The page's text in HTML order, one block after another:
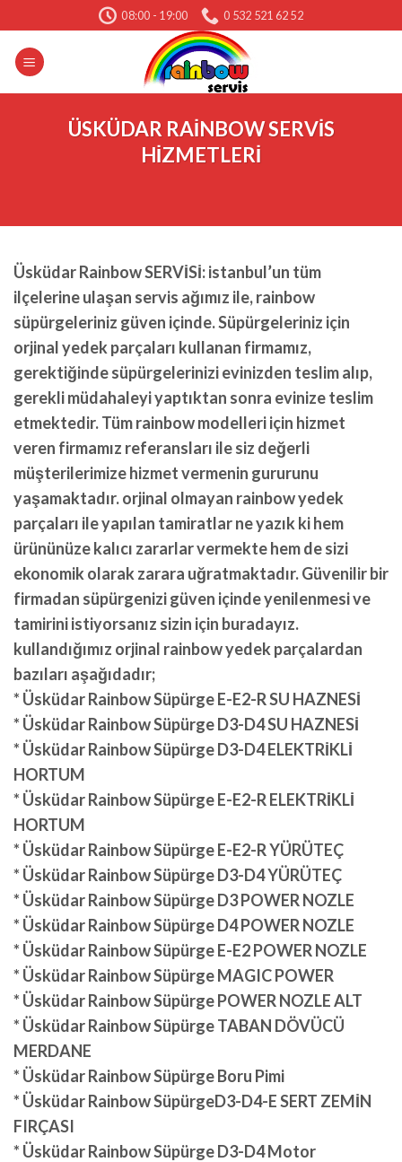
to
content
08:00 - 19:00 0 532 521 62 52
ÜSKÜDAR RAİNBOW SERVİS
HİZMETLERİ
Üsküdar Rainbow SERVİSİ: istanbul’un tüm
ilçelerine ulaşan servis ağımız ile, rainbow
süpürgeleriniz güven içinde. Süpürgeleriniz için
orjinal yedek parçaları kullanan firmamız,
gerektiğinde süpürgelerinizi evinizden teslim alıp,
gerekli müdahaleyi yaptıktan sonra evinize teslim
etmektedir. Tüm rainbow modelleri için hizmet
veren firmamız referansları ile siz değerli
müşterilerimize hizmet vermenin gururunu
yaşamaktadır. orjinal olmayan rainbow yedek
parçaları ile yapılan tamiratlar ne yazık ki hem
ürününüze kalıcı zararlar vermekte hem de sizi
ekonomik olarak zarara uğratmaktadır. Güvenilir bir
firmadan süpürgenizi güven içinde yenilenmesi ve
tamirini istiyorsanız sizin için buradayız.
kullandığımız orjinal rainbow yedek parçalardan
bazıları aşağıdadır;
* Üsküdar Rainbow Süpürge E-E2-R SU HAZNESİ
* Üsküdar Rainbow Süpürge D3-D4 SU HAZNESİ
* Üsküdar Rainbow Süpürge D3-D4 ELEKTRİKLİ
HORTUM
* Üsküdar Rainbow Süpürge E-E2-R ELEKTRİKLİ
HORTUM
* Üsküdar Rainbow Süpürge E-E2-R YÜRÜTEÇ
* Üsküdar Rainbow Süpürge D3-D4 YÜRÜTEÇ
* Üsküdar Rainbow Süpürge D3 POWER NOZLE
* Üsküdar Rainbow Süpürge D4 POWER NOZLE
* Üsküdar Rainbow Süpürge E-E2 POWER NOZLE
* Üsküdar Rainbow Süpürge MAGIC POWER
* Üsküdar Rainbow Süpürge POWER NOZLE ALT
* Üsküdar Rainbow Süpürge TABAN DÖVÜCÜ
MERDANE
* Üsküdar Rainbow Süpürge Boru Pimi
* Üsküdar Rainbow SüpürgeD3-D4-E SERT ZEMİN
FIRÇASI
* Üsküdar Rainbow Süpürge D3-D4 Motor